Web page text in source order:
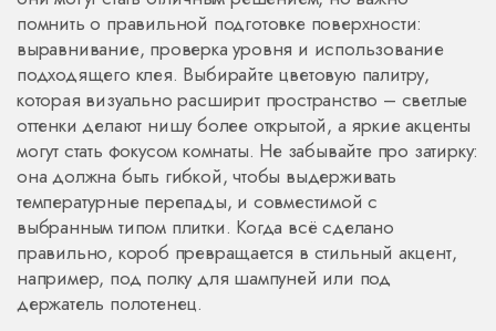
помнить о правильной подготовке поверхности:
выравнивание, проверка уровня и использование
подходящего клея. Выбирайте цветовую палитру,
которая визуально расширит пространство – светлые
оттенки делают нишу более открытой, а яркие акценты
могут стать фокусом комнаты. Не забывайте про затирку:
она должна быть гибкой, чтобы выдерживать
температурные перепады, и совместимой с
выбранным типом плитки. Когда всё сделано
правильно, короб превращается в стильный акцент,
например, под полку для шампуней или под
держатель полотенец.